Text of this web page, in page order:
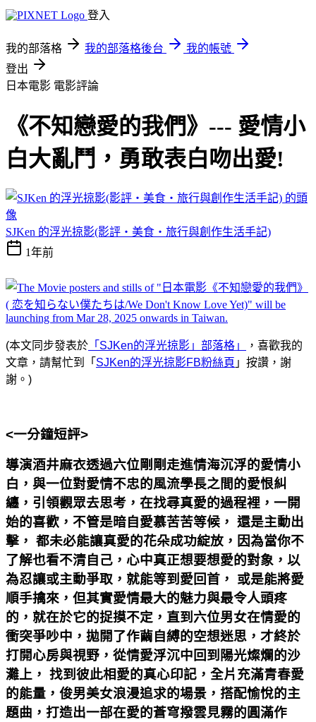
登入
我的部落格 我的部落格後台
我的帳號
登出
日本電影 電影評論
《不知戀愛的我們》--- 愛情小
白大亂鬥，勇敢表白吻出愛!
SJKen 的浮光掠影(影評‧美食‧旅行與創作生活手記)
1年前
(本文同步發表於 「SJKen的浮光掠影」部落格 」
，喜歡我的
文章，請幫忙到「 SJKen的浮光掠影FB粉絲頁 」按讚，謝
謝。)
<一分鐘短評>
導演酒井麻衣透過六位剛剛走進情海沉浮的愛情小
白，與一位對愛情不忠的風流學長之間的愛恨糾
纏，引領觀眾去思考，在找尋真愛的過程裡，一開
始的喜歡，不管是暗自愛慕苦苦等候， 還是主動出
擊， 都未必能讓真愛的花朵成功綻放，因為當你不
了解也看不清自己，心中真正想要想愛的對象，以
為忍讓或主動爭取，就能等到愛回首， 或是能將愛
順手擒來，但其實愛情最大的魅力與最令人頭疼
的，就在於它的捉摸不定，直到六位男女在情愛的
衝突爭吵中，拋開了作繭自縛的空想迷思，才終於
打開心房與視野，從情愛浮沉中回到陽光燦爛的沙
灘上， 找到彼此相愛的真心印記，全片充滿青春愛
的能量，俊男美女浪漫追求的場景，搭配愉悅的主
題曲，打造出一部在愛的蒼穹撥雲見霧的圓滿作